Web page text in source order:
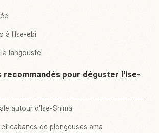
à l'Ise-ebi
langouste
recommandés pour déguster l'Ise-
autour d'Ise-Shima
cabanes de plongeuses ama